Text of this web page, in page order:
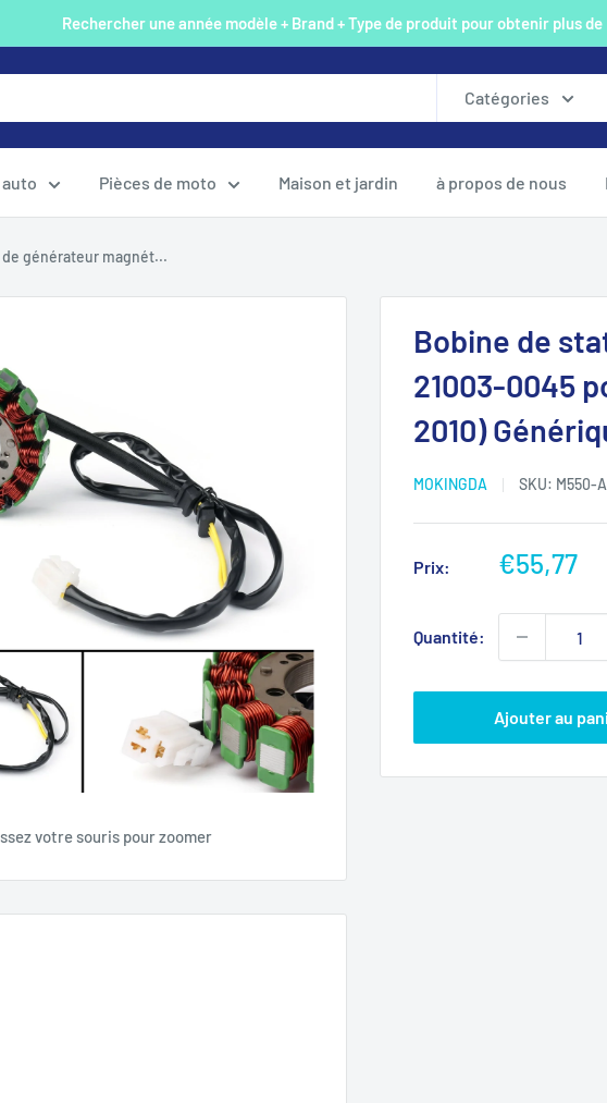
Rechercher une année modèle + Brand + Type de produit pour obtenir plus
Catégories
Pièces de moto Maison et jardin à propos de nous
générateur magnét...
votre souris pour zoomer
Bobine de
21003-0045
2010)
MOKINGDA SKU: M550-
Prix:
Prix
€55,77
Quantité:
Ajouter au